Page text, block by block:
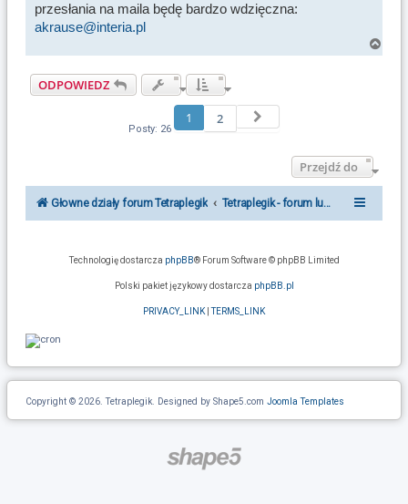
przesłania na maila będę bardzo wdzięczna:
akrause@interia.pl
N
ODPOWIEDZ
Posty: 26
1 2
Przejdź do
Głowne działy forum Tetraplegik Tetraplegik - forum ludzi po urazie
Technologię dostarcza phpBB® Forum Software © phpBB Limited
Polski pakiet językowy dostarcza phpBB.pl
PRIVACY_LINK |TERMS_LINK
Copyright © 2026. Tetraplegik. Designed by Shape5.com Joomla Templates